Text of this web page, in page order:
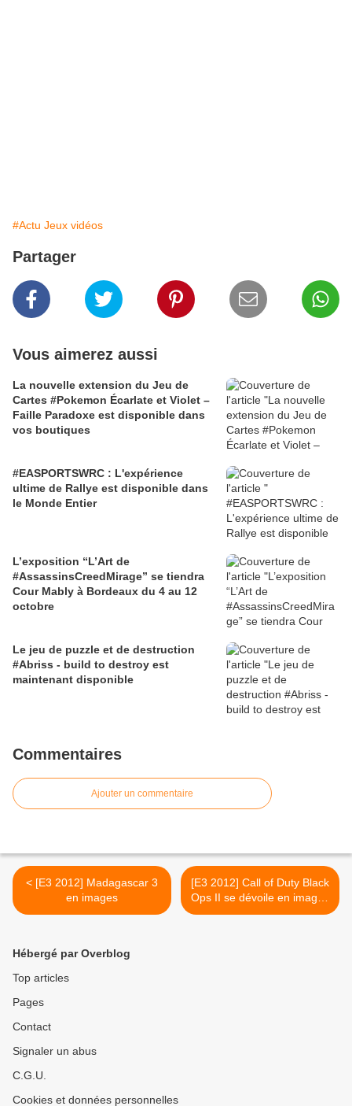
#Actu Jeux vidéos
Partager
Vous aimerez aussi
La nouvelle extension du Jeu de
Cartes #Pokemon Écarlate et Violet –
Faille Paradoxe est disponible dans
vos boutiques
#EASPORTSWRC : L'expérience
ultime de Rallye est disponible dans
le Monde Entier
L’exposition “L’Art de
#AssassinsCreedMirage” se tiendra
Cour Mably à Bordeaux du 4 au 12
octobre
Le jeu de puzzle et de destruction
#Abriss - build to destroy est
maintenant disponible
Commentaires
Ajouter un commentaire
< [E3 2012] Madagascar 3
en images
[E3 2012] Call of Duty Black
Ops II se dévoile en images
>
Hébergé par Overblog
Top articles
Pages
Contact
Signaler un abus
C.G.U.
Cookies et données personnelles